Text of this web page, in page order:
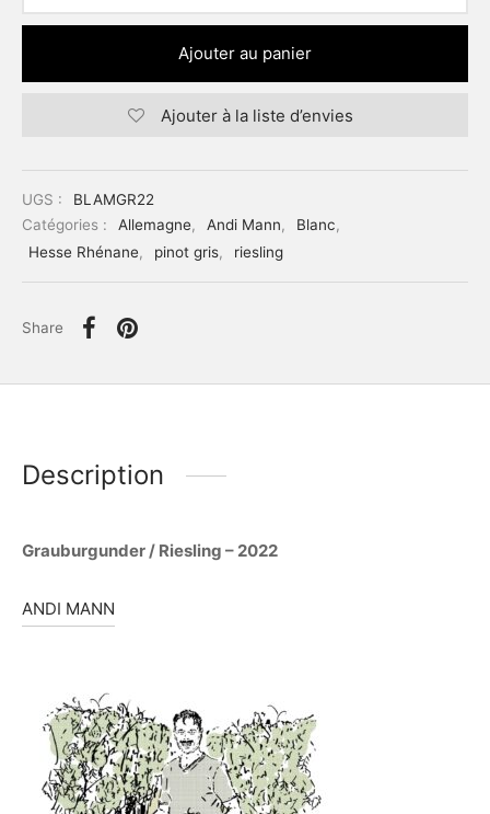
Ajouter au panier
Ajouter à la liste d’envies
UGS :
BLAMGR22
Catégories :
Allemagne, Andi Mann, Blanc,
Hesse Rhénane, pinot gris, riesling
Share
Description
Grauburgunder / Riesling – 2022
ANDI MANN